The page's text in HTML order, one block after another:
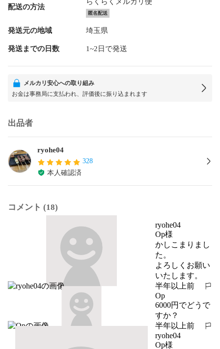
配送の方法
匿名配送
発送元の地域 埼玉県
発送までの日数 1~2日で発送
メルカリ安心への取り組み
お金は事務局に支払われ、評価後に振り込まれます
出品者
ryohe04
328
本人確認済
コメント (18)
ryohe04
Op様
かしこまりまし
た。
よろしくお願い
いたします。
半年以上前
報告する
Op
6000円でどうで
すか？
半年以上前
報告する
ryohe04
Op様